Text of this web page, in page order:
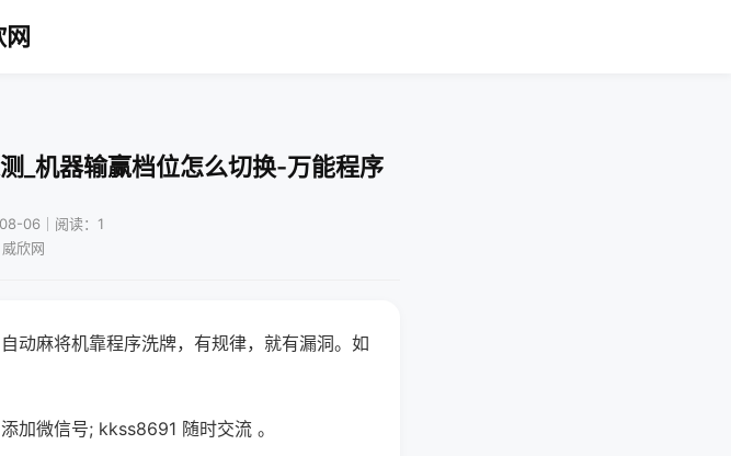
_机器输赢档位怎么切换-万能程序
06｜阅读：1
欣网
动麻将机靠程序洗牌，有规律，就有漏洞。如
加微信号; kkss8691 随时交流 。